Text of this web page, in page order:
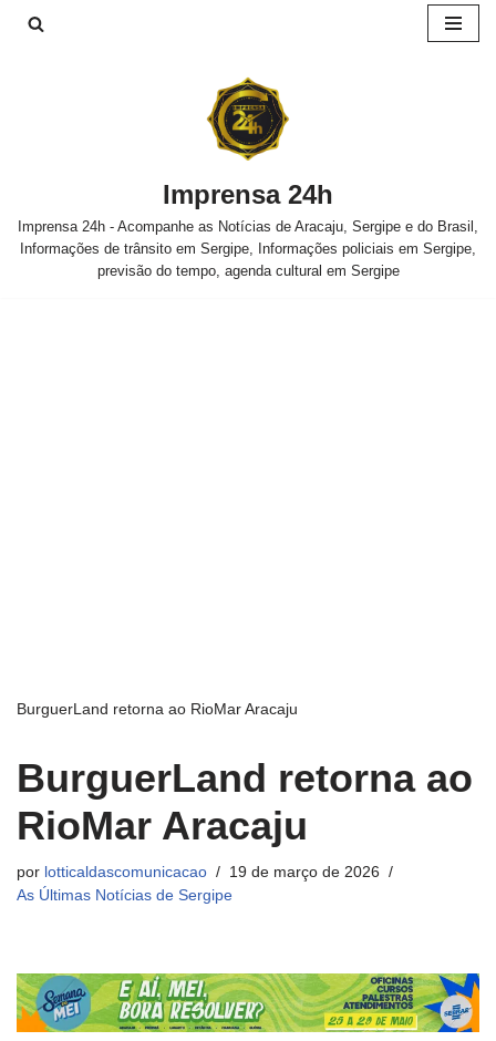
Imprensa 24h
Imprensa 24h - Acompanhe as Notícias de Aracaju, Sergipe e do Brasil,
Informações de trânsito em Sergipe, Informações policiais em Sergipe,
previsão do tempo, agenda cultural em Sergipe
BurguerLand retorna ao RioMar Aracaju
BurguerLand retorna ao
RioMar Aracaju
por lotticaldascomunicacao
19 de março de 2026
As Últimas Notícias de Sergipe